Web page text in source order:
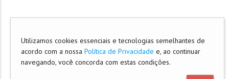
Utilizamos cookies essenciais e tecnologias semelhantes de
acordo com a nossa Política de Privacidade e, ao continuar
navegando, você concorda com estas condições.